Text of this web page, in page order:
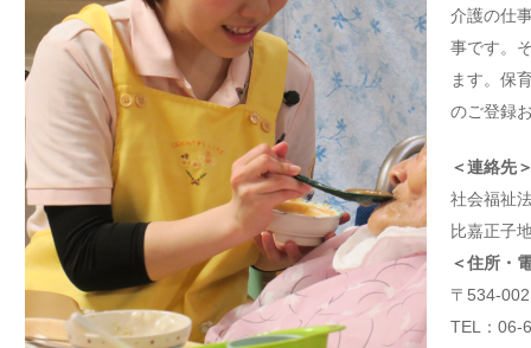
介護の仕
事です。
ます。保
のご登録
＜連絡先
社会福祉
比嘉正子
＜住所・
〒
TEL：06-